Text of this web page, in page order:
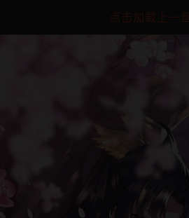
点击加载上一